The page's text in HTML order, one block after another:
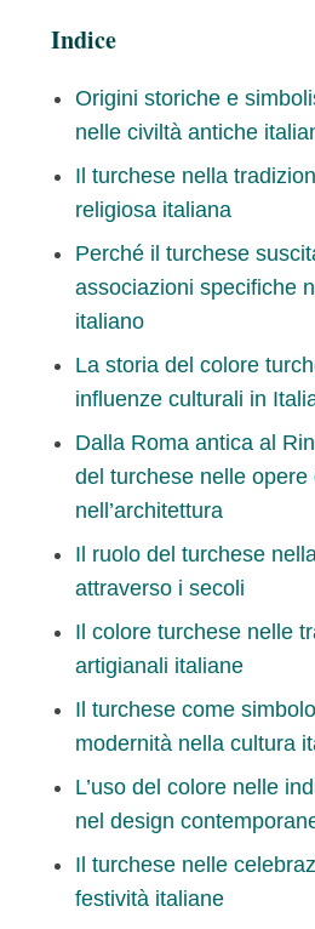
Indice
Origini storiche e
nelle civiltà antiche
Il turchese nella
religiosa italiana
Perché il turchese
associazioni specifiche
italiano
La storia del colore
influenze culturali in
Dalla Roma antica al
del turchese nelle opere
nell’architettura
Il ruolo del turchese
attraverso i secoli
Il colore turchese nelle
artigianali italiane
Il turchese come
modernità nella cultura
L’uso del colore nelle
nel design
Il turchese nelle
festività italiane